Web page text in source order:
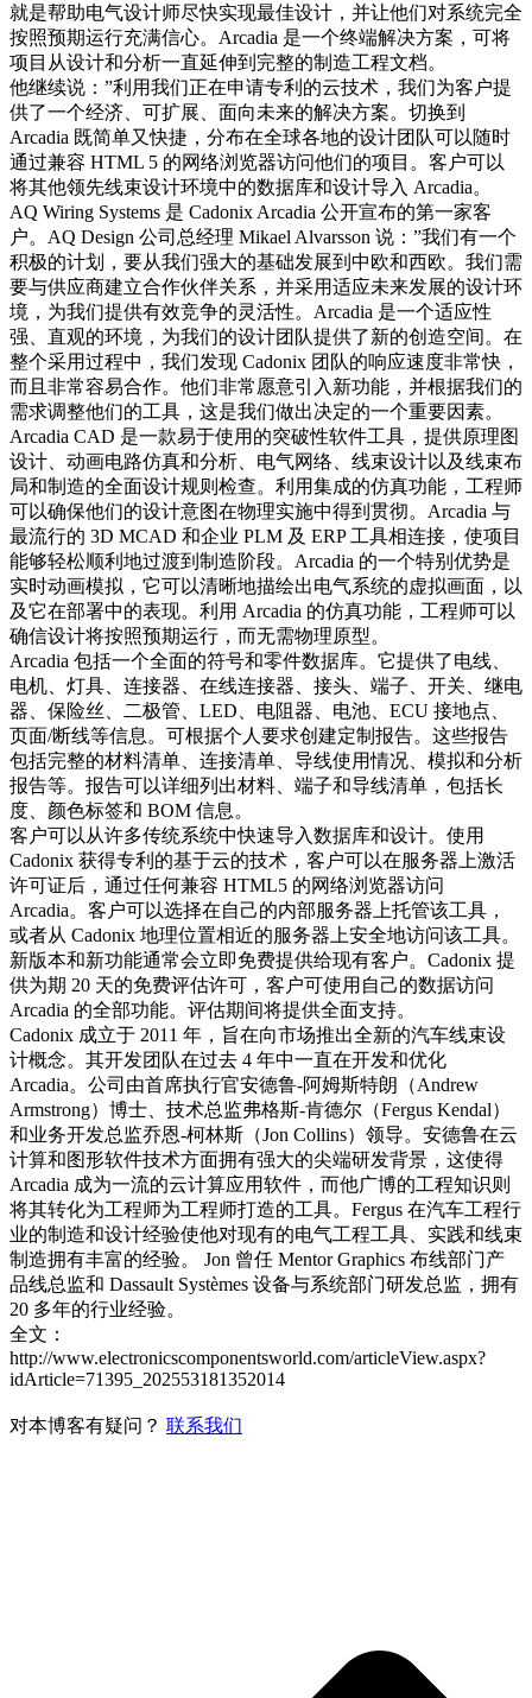
就是帮助电气设计师尽快实现最佳设计，并让他们对系统完全
按照预期运行充满信心。Arcadia 是一个终端解决方案，可将
项目从设计和分析一直延伸到完整的制造工程文档。
他继续说：”利用我们正在申请专利的云技术，我们为客户提
供了一个经济、可扩展、面向未来的解决方案。切换到
Arcadia 既简单又快捷，分布在全球各地的设计团队可以随时
通过兼容 HTML 5 的网络浏览器访问他们的项目。客户可以
将其他领先线束设计环境中的数据库和设计导入 Arcadia。
AQ Wiring Systems 是 Cadonix Arcadia 公开宣布的第一家客
户。AQ Design 公司总经理 Mikael Alvarsson 说：”我们有一个
积极的计划，要从我们强大的基础发展到中欧和西欧。我们需
要与供应商建立合作伙伴关系，并采用适应未来发展的设计环
境，为我们提供有效竞争的灵活性。Arcadia 是一个适应性
强、直观的环境，为我们的设计团队提供了新的创造空间。在
整个采用过程中，我们发现 Cadonix 团队的响应速度非常快，
而且非常容易合作。他们非常愿意引入新功能，并根据我们的
需求调整他们的工具，这是我们做出决定的一个重要因素。
Arcadia CAD 是一款易于使用的突破性软件工具，提供原理图
设计、动画电路仿真和分析、电气网络、线束设计以及线束布
局和制造的全面设计规则检查。利用集成的仿真功能，工程师
可以确保他们的设计意图在物理实施中得到贯彻。Arcadia 与
最流行的 3D MCAD 和企业 PLM 及 ERP 工具相连接，使项目
能够轻松顺利地过渡到制造阶段。Arcadia 的一个特别优势是
实时动画模拟，它可以清晰地描绘出电气系统的虚拟画面，以
及它在部署中的表现。利用 Arcadia 的仿真功能，工程师可以
确信设计将按照预期运行，而无需物理原型。
Arcadia 包括一个全面的符号和零件数据库。它提供了电线、
电机、灯具、连接器、在线连接器、接头、端子、开关、继电
器、保险丝、二极管、LED、电阻器、电池、ECU 接地点、
页面/断线等信息。可根据个人要求创建定制报告。这些报告
包括完整的材料清单、连接清单、导线使用情况、模拟和分析
报告等。报告可以详细列出材料、端子和导线清单，包括长
度、颜色标签和 BOM 信息。
客户可以从许多传统系统中快速导入数据库和设计。使用
Cadonix 获得专利的基于云的技术，客户可以在服务器上激活
许可证后，通过任何兼容 HTML5 的网络浏览器访问
Arcadia。客户可以选择在自己的内部服务器上托管该工具，
或者从 Cadonix 地理位置相近的服务器上安全地访问该工具。
新版本和新功能通常会立即免费提供给现有客户。Cadonix 提
供为期 20 天的免费评估许可，客户可使用自己的数据访问
Arcadia 的全部功能。评估期间将提供全面支持。
Cadonix 成立于 2011 年，旨在向市场推出全新的汽车线束设
计概念。其开发团队在过去 4 年中一直在开发和优化
Arcadia。公司由首席执行官安德鲁-阿姆斯特朗（Andrew
Armstrong）博士、技术总监弗格斯-肯德尔（Fergus Kendal）
和业务开发总监乔恩-柯林斯（Jon Collins）领导。安德鲁在云
计算和图形软件技术方面拥有强大的尖端研发背景，这使得
Arcadia 成为一流的云计算应用软件，而他广博的工程知识则
将其转化为工程师为工程师打造的工具。Fergus 在汽车工程行
业的制造和设计经验使他对现有的电气工程工具、实践和线束
制造拥有丰富的经验。 Jon 曾任 Mentor Graphics 布线部门产
品线总监和 Dassault Systèmes 设备与系统部门研发总监，拥有
20 多年的行业经验。
全文：
http://www.electronicscomponentsworld.com/articleView.aspx?
idArticle=71395_202553181352014
对本博客有疑问？ 联系我们